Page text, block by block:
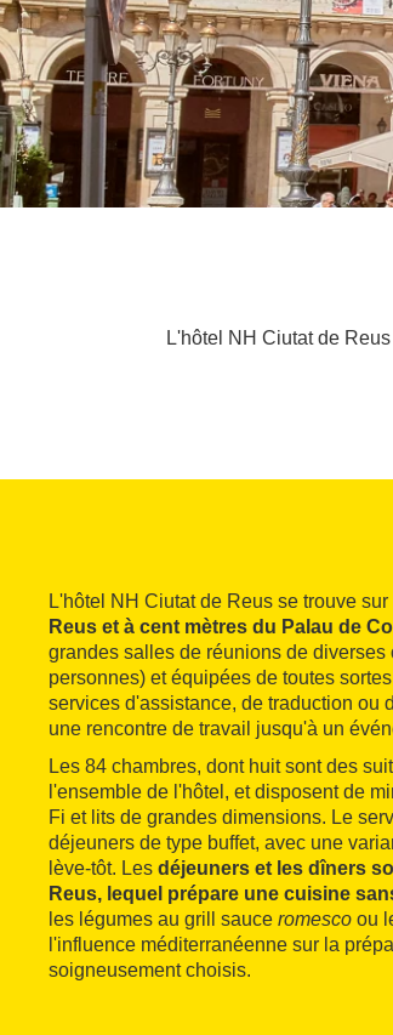
L'hôtel NH Ciutat de
L'hôtel NH Ciutat de Reus se trouve
Reus et à cent mètres du Palau de
grandes salles de réunions de
personnes) et équipées de toutes
services d'assistance, de traduction ou
une rencontre de travail jusqu'à un
Les 84 chambres, dont huit sont des
l'ensemble de l'hôtel, et disposent de
Fi et lits de grandes dimensions. Le
déjeuners de type buffet, avec une
lève-tôt. Les déjeuners et les dîners
Reus, lequel prépare une cuisine
les légumes au grill sauce romesco ou
l'influence méditerranéenne sur la
soigneusement choisis.